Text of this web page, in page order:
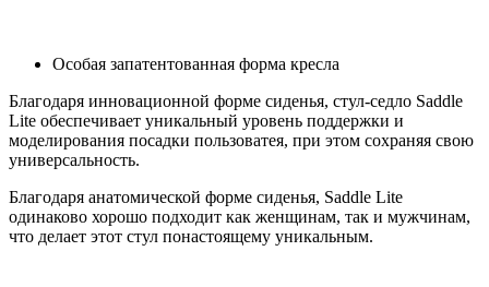
Особая запатентованная форма кресла
Благодаря инновационной форме сиденья, стул-седло Saddle
Lite обеспечивает уникальный уровень поддержки и
моделирования посадки пользоватея, при этом сохраняя свою
универсальность.
Благодаря анатомической форме сиденья, Saddle Lite
одинаково хорошо подходит как женщинам, так и мужчинам,
что делает этот стул понастоящему уникальным.